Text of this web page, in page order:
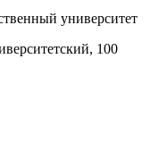
университет
100